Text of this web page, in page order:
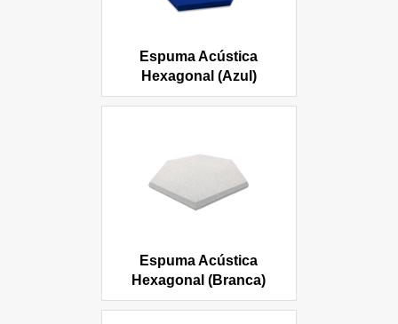
Espuma Acústica
Hexagonal (Azul)
Espuma Acústica
Hexagonal (Branca)